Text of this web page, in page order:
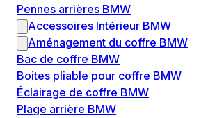
Pennes arrières BMW
Accessoires Intérieur BMW
Aménagement du coffre BMW
Bac de coffre BMW
Boites pliable pour coffre BMW
Éclairage de coffre BMW
Plage arrière BMW